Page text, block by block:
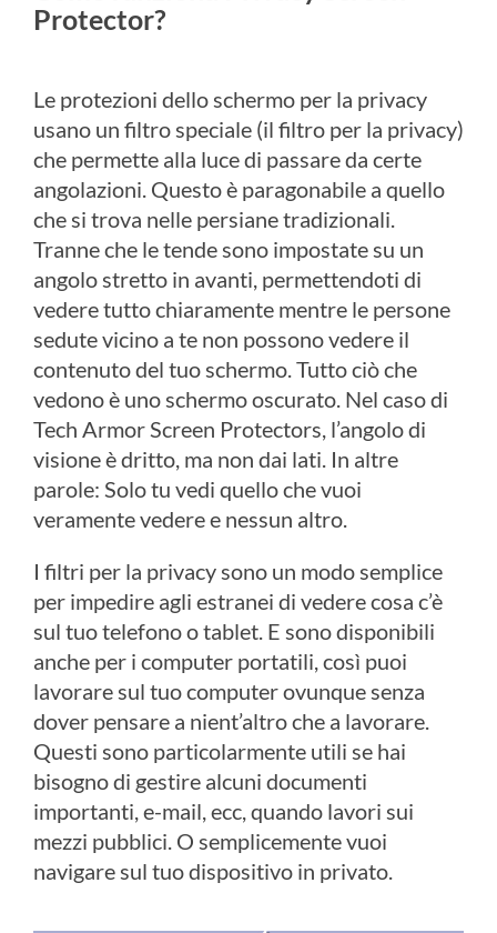
Protector?
Le protezioni dello schermo per la privacy
usano un filtro speciale (il filtro per la privacy)
che permette alla luce di passare da certe
angolazioni. Questo è paragonabile a quello
che si trova nelle persiane tradizionali.
Tranne che le tende sono impostate su un
angolo stretto in avanti, permettendoti di
vedere tutto chiaramente mentre le persone
sedute vicino a te non possono vedere il
contenuto del tuo schermo. Tutto ciò che
vedono è uno schermo oscurato. Nel caso di
Tech Armor Screen Protectors, l’angolo di
visione è dritto, ma non dai lati. In altre
parole: Solo tu vedi quello che vuoi
veramente vedere e nessun altro.
I filtri per la privacy sono un modo semplice
per impedire agli estranei di vedere cosa c’è
sul tuo telefono o tablet. E sono disponibili
anche per i computer portatili, così puoi
lavorare sul tuo computer ovunque senza
dover pensare a nient’altro che a lavorare.
Questi sono particolarmente utili se hai
bisogno di gestire alcuni documenti
importanti, e-mail, ecc, quando lavori sui
mezzi pubblici. O semplicemente vuoi
navigare sul tuo dispositivo in privato.